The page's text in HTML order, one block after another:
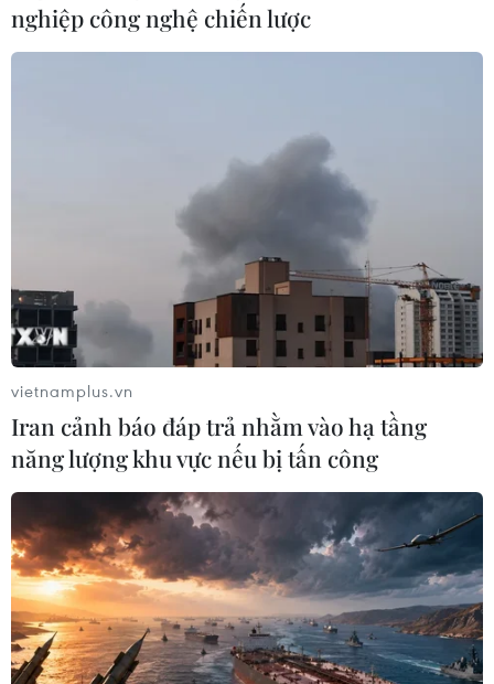
định +92 51 2655785/87 hoặc tổng đài Bảo hộ
(TTXVN/Vietnam+)
#Bộ Ngoại giao
#Đại sứ quán Việt Nam
#Bảo hộ công dân
#Taliban
#Công dân Việt Nam
#Đường dây nóng
Afghanistan
nghiệp công nghệ chiến lược
vietnamplus.vn
Iran cảnh báo đáp trả nhằm vào hạ tầng
năng lượng khu vực nếu bị tấn công